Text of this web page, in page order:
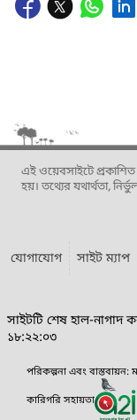
এই ওয়েবসাইটে প্রকাশিত
হয়। তথ্যের যথার্থতা,
যোগাযোগ সাইট ম্যাপ
সাইটটি শেষ হাল-
১৮:২২:০৩
পরিকল্পনা এবং বাস্তবায়ন:
কারিগরি সহায়তা